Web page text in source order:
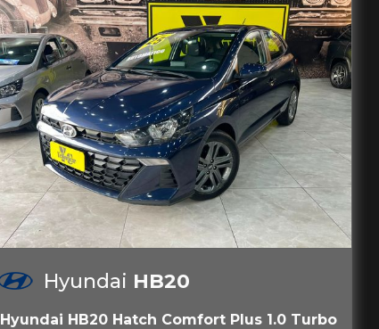
Hyundai HB20
Hyundai HB20 Hatch Comfort Plus 1.0 Turbo